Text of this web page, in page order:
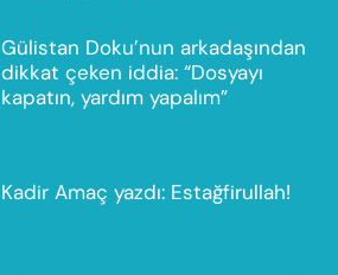
Gülistan Doku’nun arkadaşından
dikkat çeken iddia: “Dosyayı
kapatın, yardım yapalım”
Kadir Amaç yazdı: Estağfirullah!